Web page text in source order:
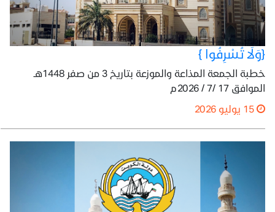
{وَلَا تُسْرِفُوا }
خطبة الجمعة المذاعة والموزعة بتاريخ 3 من صفر 1448هـ
الموافق 17 /7 / 2026م